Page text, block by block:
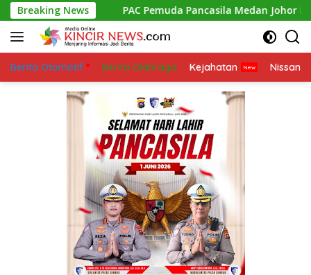
Skip
to
content
Breaking NewsPAC Pemuda Pancasila Medan Johor
Berita Otomotif Berita Olahraga Kejahatan Nissan